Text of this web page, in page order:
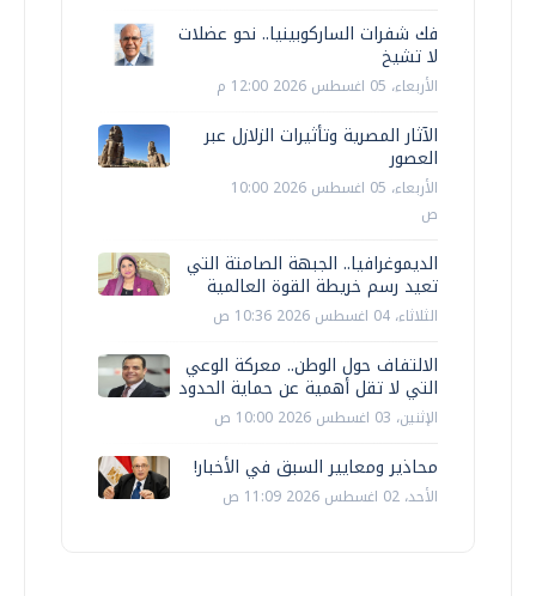
فك شفرات الساركوبينيا.. نحو عضلات
لا تشيخ
الأربعاء، 05 اغسطس 2026 12:00 م
الآثار المصرية وتأثيرات الزلازل عبر
العصور
الأربعاء، 05 اغسطس 2026 10:00
ص
الديموغرافيا.. الجبهة الصامتة التي
تعيد رسم خريطة القوة العالمية
الثلاثاء، 04 اغسطس 2026 10:36 ص
الالتفاف حول الوطن.. معركة الوعي
التي لا تقل أهمية عن حماية الحدود
الإثنين، 03 اغسطس 2026 10:00 ص
محاذير ومعايير السبق في الأخبار!
الأحد، 02 اغسطس 2026 11:09 ص